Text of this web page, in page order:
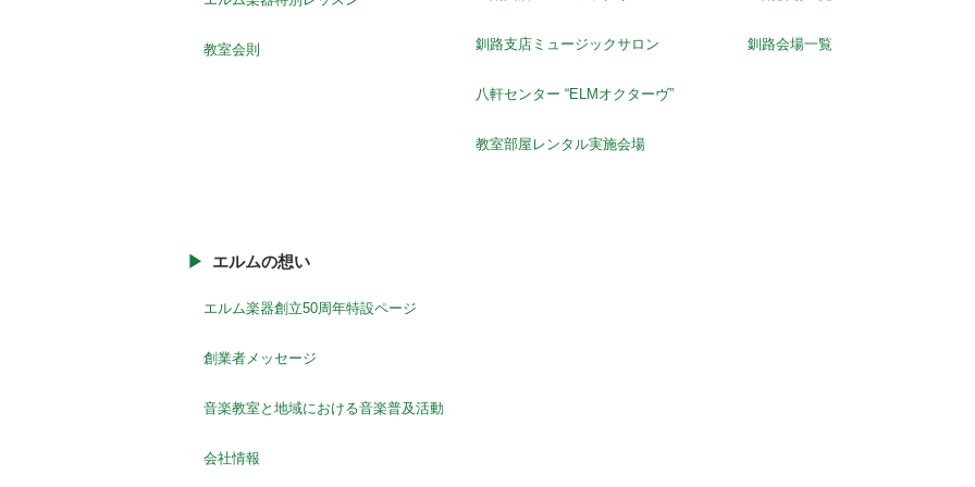
教室会則 釧路支店ミュージックサロン
八軒センター “ELMオクターヴ”
教室部屋レンタル実施会場
釧路会場一覧
エルムの想い
エルム楽器創立50周年特設ページ
創業者メッセージ
音楽教室と地域における音楽普及活動
会社情報